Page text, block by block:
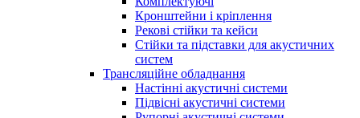
Кронштейни і кріплення
Рекові стійки та кейси
Стійки та підставки для акустичних
систем
Трансляційне обладнання
Настінні акустичні системи
Підвісні акустичні системи